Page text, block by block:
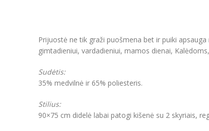
Prijuostė ne tik graži puošmena bet ir puiki
gimtadieniui, vardadieniui, mamos dienai,
Sudėtis:
35% medvilnė ir 65% poliesteris.
Stilius:
90×75 cm didelė labai patogi kišenė su 2 skyriais,